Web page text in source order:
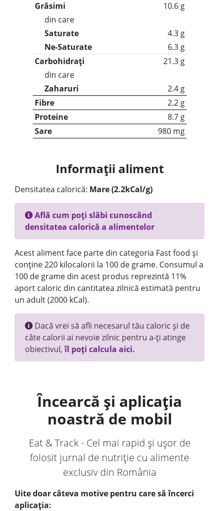
Grăsimi
10.6 g
din care
Saturate
4.3 g
Ne-Saturate
6.3 g
Carbohidrați
21.3 g
din care
Zaharuri
2.4 g
Fibre
2.2 g
Proteine
8.7 g
Sare
980 mg
Informații aliment
Densitatea calorică: Mare (2.2kCal/g)
Află cum poți slăbi cunoscând
densitatea calorică a alimentelor
Acest aliment face parte din categoria Fast food și
conține 220 kilocalorii la 100 de grame. Consumul a
100 de grame din acest produs reprezintă 11%
aport caloric din cantitatea zilnică estimată pentru
un adult (2000 kCal).
Dacă vrei să afli necesarul tău caloric și de
câte calorii ai nevoie zilnic pentru a-ți atinge
obiectivul,îl poți calcula aici.
Încearcă și aplicația
noastră de mobil
Eat & Track - Cel mai rapid și ușor de
folosit jurnal de nutriție cu alimente
exclusiv din România
Uite doar câteva motive pentru care să încerci
aplicația: